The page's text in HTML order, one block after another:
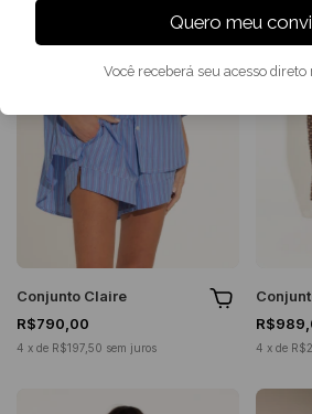
Conjunto Claire
R$790,00
4 x de R$197,50 sem juros 4 x de
Quero meu
Você receberá seu acesso